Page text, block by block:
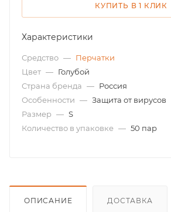
КУПИТЬ В 1 КЛИК
Характеристики
Средство — Перчатки
Цвет — Голубой
Страна бренда — Россия
Особенности — Защита от вирусов
Размер — S
Количество в упаковке — 50 пар
ОПИСАНИЕ ДОСТАВКА